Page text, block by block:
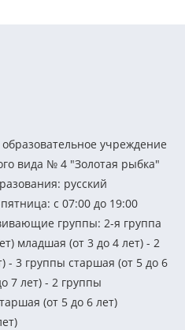
учреждение
вида № 4 "Золотая рыбка"
русский
c 07:00 до 19:00
группы: 2-я группа
младшая (от 3 до 4 лет) - 2
- 3 группы старшая (от 5 до 6
7 лет) - 2 группы
(от 5 до 6 лет)